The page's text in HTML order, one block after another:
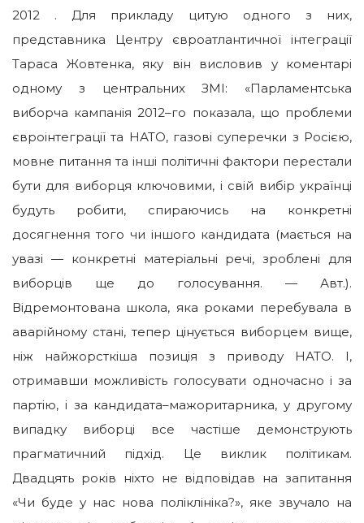
2012 . Для прикладу цитую одного з них,
представника Центру євроатлантичної інтеграції
Тараса Жовтенка, яку він висловив у коментарі
одному з центральних ЗМІ: «Парламентська
виборча кампанія 2012–го показала, що проблеми
євроінтеграції та НАТО, газові суперечки з Росією,
мовне питання та інші політичні фактори перестали
бути для виборця ключовими, і свій вибір українці
будуть робити, спираючись на конкретні
досягнення того чи іншого кандидата (мається на
увазі — конкретні матеріальні речі, зроблені для
виборців ще до голосування. — Авт.).
Відремонтована школа, яка роками перебувала в
аварійному стані, тепер цінується виборцем вище,
ніж найжорсткіша позиція з приводу НАТО. І,
отримавши можливість голосувати одночасно і за
партію, і за кандидата–мажоритарника, у другому
випадку виборці все частіше демонструють
прагматичний підхід. Це виклик політикам.
Двадцять років ніхто не відповідав на запитання
«Чи буде у нас нова поліклініка?», яке звучало на